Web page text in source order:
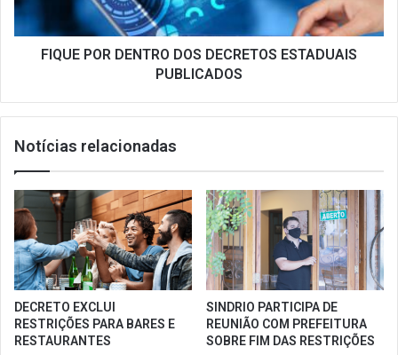
FIQUE POR DENTRO DOS DECRETOS ESTADUAIS
PUBLICADOS
Notícias relacionadas
DECRETO EXCLUI
RESTRIÇÕES PARA BARES E
RESTAURANTES
SINDRIO PARTICIPA DE
REUNIÃO COM PREFEITURA
SOBRE FIM DAS RESTRIÇÕES